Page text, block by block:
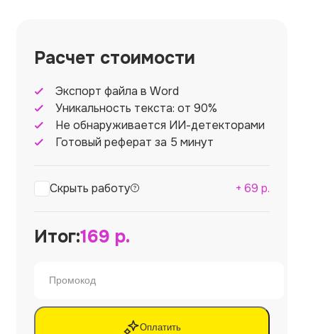
Расчет стоимости
Экспорт файла в Word
Уникальность текста: от 90%
Не обнаруживается ИИ-детекторами
Готовый реферат за 5 минут
Скрыть работу + 69 р.
Итог:169 р.
Оплатить